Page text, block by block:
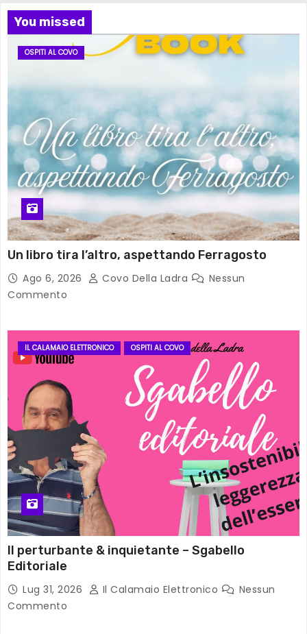
You missed
OSPITI AL COVO
Un libro tira l’altro, aspettando Ferragosto
Ago 6, 2026 Covo Della Ladra
Nessun
Commento
IL CALAMAIO ELETTRONICO OSPITI AL COVO
Il perturbante & inquietante – Sgabello
Editoriale
Lug 31, 2026 Il Calamaio Elettronico
Nessun
Commento